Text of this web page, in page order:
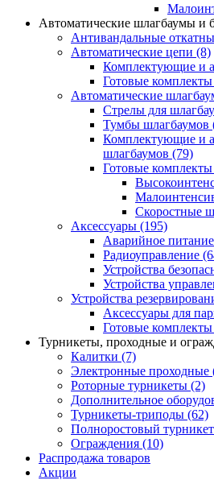
Автоматические шлагбаумы и
Антивандальные
Автоматические цепи (8)
Комплектующие и
Готовые комплекты
Автоматические
Стрелы для
Тумбы шлагбаумов
Комплектующие и
шлагбаумов (79)
Готовые комплекты
Скоростные
Аксессуары (195)
Аварийное питание
Радиоуправление
Устройства
Устройства
Устройства
Аксессуары для
Готовые комплекты
Турникеты, проходные и
Калитки (7)
Электронные проходные
Роторные турникеты (2)
Дополнительное
Турникеты-триподы (62)
Полноростовый турникет
Ограждения (10)
Распродажа товаров
Акции